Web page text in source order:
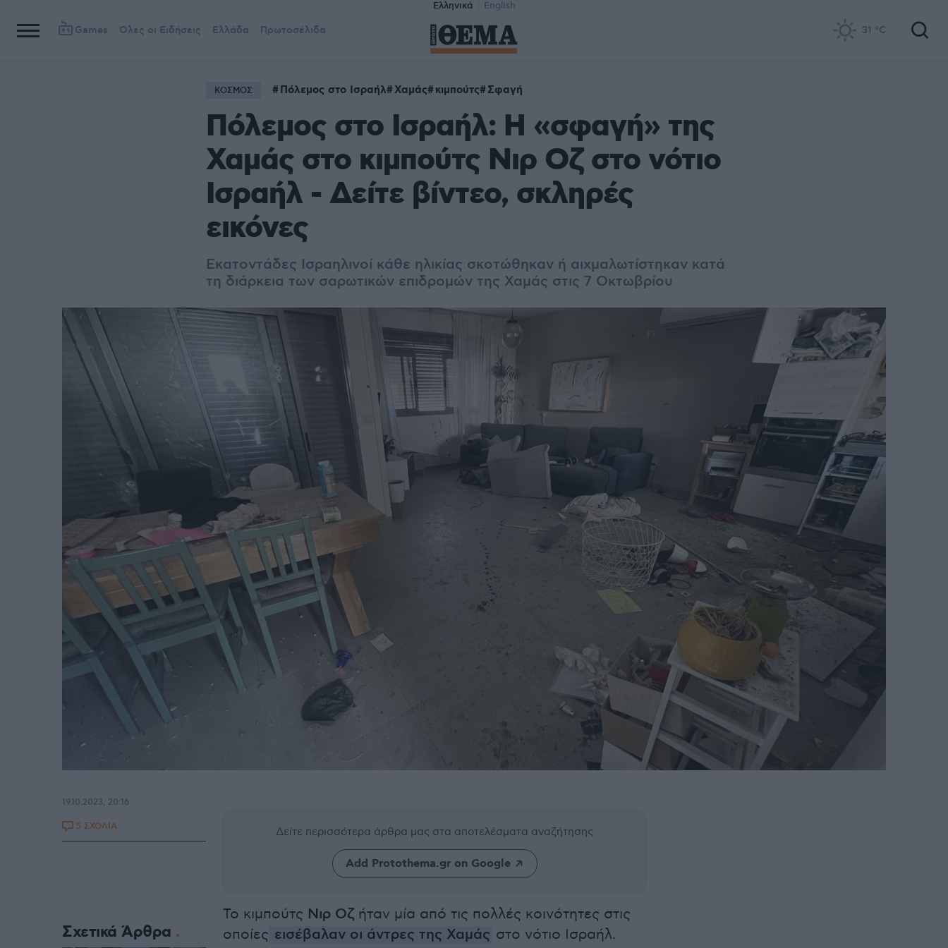
Ελληνικά English
Games Όλες οι Ειδήσεις Ελλάδα Πρωτοσέλιδα 31 °C
ΚΟΣΜΟΣ Πόλεμος στο Ισραήλ Χαμάς κιμπούτς Σφαγή
Πόλεμος στο Ισραήλ: Η «σφαγή» της
Χαμάς στο κιμπούτς Νιρ Οζ στο νότιο
Ισραήλ - Δείτε βίντεο, σκληρές
εικόνες
Εκατοντάδες Ισραηλινοί κάθε ηλικίας σκοτώθηκαν ή αιχμαλωτίστηκαν κατά
τη διάρκεια των σαρωτικών επιδρομών της Χαμάς στις 7 Οκτωβρίου
Δείτε περισσότερα άρθρα μας στα αποτελέσματα αναζήτησης
Add Protothema.gr on Google
Το κιμπούτς Νιρ Οζ ήταν μία από τις πολλές κοινότητες στις
οποίες εισέβαλαν οι άντρες της Χαμάς στο νότιο Ισραήλ.
19.10.2023, 20:16
5 ΣΧΟΛΙΑ
Σχετικά Άρθρα